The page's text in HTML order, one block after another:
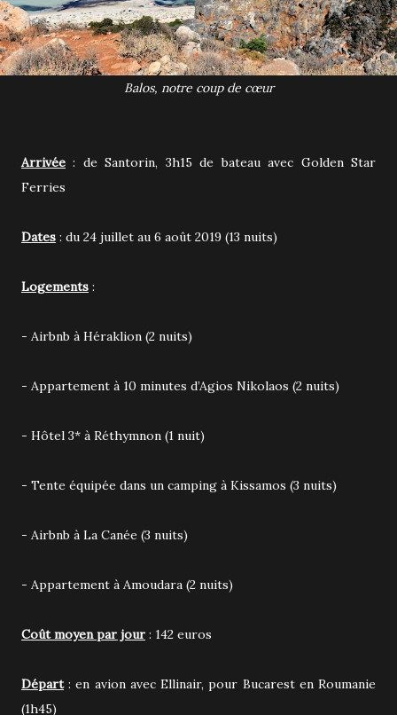
Balos, notre coup de cœur
Arrivée : de Santorin, 3h15 de bateau avec Golden Star
Ferries
Dates : du 24 juillet au 6 août 2019 (13 nuits)
Logements :
- Airbnb à Héraklion (2 nuits)
- Appartement à 10 minutes d’Agios Nikolaos (2 nuits)
- Hôtel 3* à Réthymnon (1 nuit)
- Tente équipée dans un camping à Kissamos (3 nuits)
- Airbnb à La Canée (3 nuits)
- Appartement à Amoudara (2 nuits)
Coût moyen par jour : 142 euros
Départ: en avion avec Ellinair, pour Bucarest en Roumanie
(1h45)